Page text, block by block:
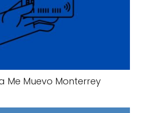
Me Muevo Monterrey